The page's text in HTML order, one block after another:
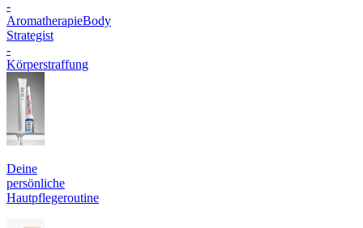
-
AromatherapieBody
Strategist
-
Körperstraffung
Deine
persönliche
Hautpflegeroutine